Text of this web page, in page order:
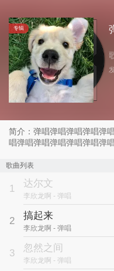
专辑
简介：弹唱弹唱弹唱弹唱弹
唱弹唱弹唱弹唱弹唱弹唱弹唱
歌曲列表
1 达尔文
李欣龙啊 - 弹唱
2 搞起来
李欣龙啊 - 弹唱
3 忽然之间
李欣龙啊 - 弹唱